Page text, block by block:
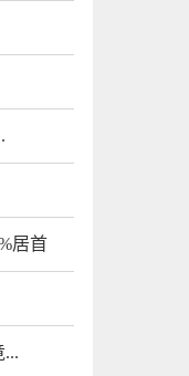
居首
...